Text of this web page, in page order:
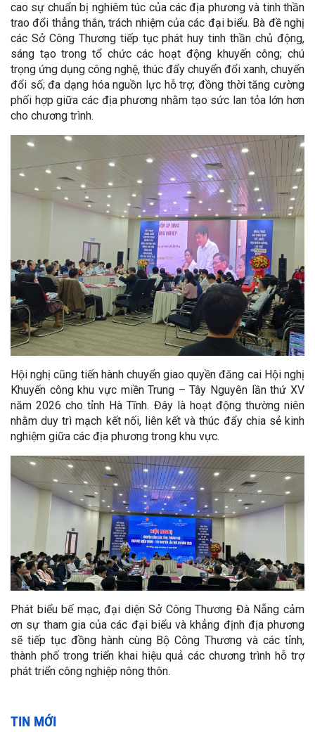
cao sự chuẩn bị nghiêm túc của các địa phương và tinh thần
trao đổi thẳng thắn, trách nhiệm của các đại biểu. Bà đề nghị
các Sở Công Thương tiếp tục phát huy tinh thần chủ động,
sáng tạo trong tổ chức các hoạt động khuyến công; chú
trọng ứng dụng công nghệ, thúc đẩy chuyển đổi xanh, chuyển
đổi số; đa dạng hóa nguồn lực hỗ trợ; đồng thời tăng cường
phối hợp giữa các địa phương nhằm tạo sức lan tỏa lớn hơn
cho chương trình.
Hội nghị cũng tiến hành chuyển giao quyền đăng cai Hội nghị
Khuyến công khu vực miền Trung – Tây Nguyên lần thứ XV
năm 2026 cho tỉnh Hà Tĩnh. Đây là hoạt động thường niên
nhằm duy trì mạch kết nối, liên kết và thúc đẩy chia sẻ kinh
nghiệm giữa các địa phương trong khu vực.
Phát biểu bế mạc, đại diện Sở Công Thương Đà Nẵng cảm
ơn sự tham gia của các đại biểu và khẳng định địa phương
sẽ tiếp tục đồng hành cùng Bộ Công Thương và các tỉnh,
thành phố trong triển khai hiệu quả các chương trình hỗ trợ
phát triển công nghiệp nông thôn.
TIN MỚI